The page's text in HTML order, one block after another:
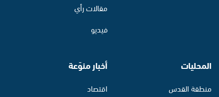
مقالات رأي
فيديو
المحليات
منطقة القدس
أخبار منوّعة
اقتصاد